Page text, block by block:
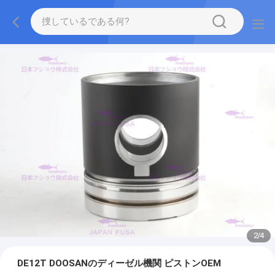
2/4
DE12T DOOSANのディーゼル機関 ピストンOEM